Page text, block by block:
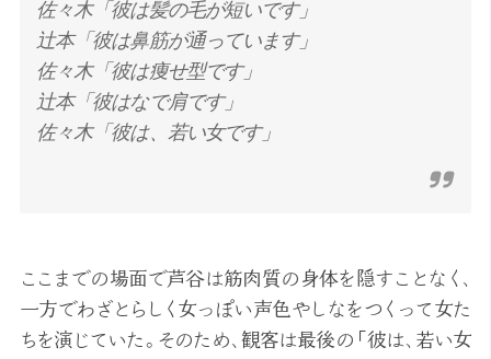
佐々木「彼は髪の毛が短いです」
辻本「彼は鼻筋が通っています」
佐々木「彼は痩せ型です」
辻本「彼はなで肩です」
佐々木「彼は、若い女です」
ここまでの場面で芦谷は筋肉質の身体を隠すことなく、
一方でわざとらしく女っぽい声色やしなをつくって女た
ちを演じていた。そのため、観客は最後の「彼は、若い女